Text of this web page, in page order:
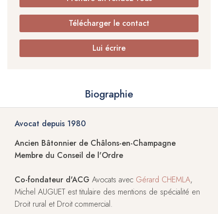
Télécharger le contact
Lui écrire
Biographie
Avocat depuis 1980
Ancien Bâtonnier de Châlons-en-Champagne
Membre du Conseil de l'Ordre
Co-fondateur d'ACG Avocats avec Gérard CHEMLA,
Michel AUGUET est titulaire des mentions de spécialité en
Droit rural et Droit commercial.